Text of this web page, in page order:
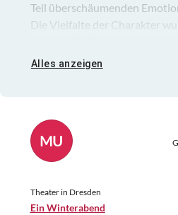
Teil überschäumenden
Die Vielfalte der Charakter
Alles anzeigen
MU
Theater in Dresden
Ein Winterabend